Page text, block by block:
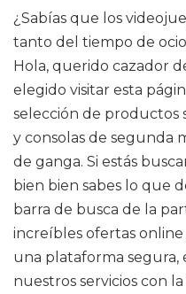
¿Sabías que los
tanto del tiempo de
Hola, querido cazador
elegido visitar esta
selección de productos
y consolas de segunda
de ganga. Si estás
bien bien sabes lo que
barra de busca de la
increíbles ofertas
una plataforma
nuestros servicios con